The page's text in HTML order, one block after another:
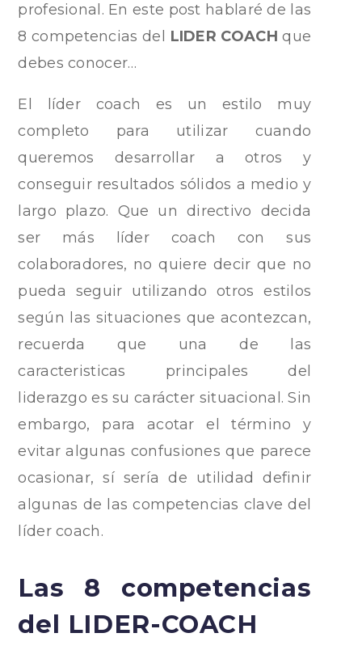
profesional. En este post hablaré de las
8 competencias del
LIDER COACH que
debes conocer…
El líder coach es un estilo muy
completo para utilizar cuando
queremos desarrollar a otros y
conseguir resultados sólidos a medio y
largo plazo. Que un directivo decida
ser más líder coach con sus
colaboradores, no quiere decir que no
pueda seguir utilizando otros estilos
según las situaciones que acontezcan,
recuerda que una de las
caracteristicas principales del
liderazgo es su carácter situacional. Sin
embargo, para acotar el término y
evitar algunas confusiones que parece
ocasionar, sí sería de utilidad definir
algunas de las competencias clave del
líder coach.
Las 8 competencias
del LIDER-COACH